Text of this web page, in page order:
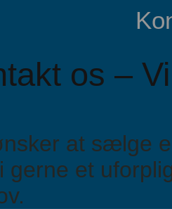
os –
at sælge
gerne et